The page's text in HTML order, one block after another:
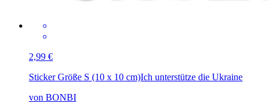
2,99 €
Sticker Größe S (10 x 10 cm)Ich unterstütze die Ukraine
von BONBI